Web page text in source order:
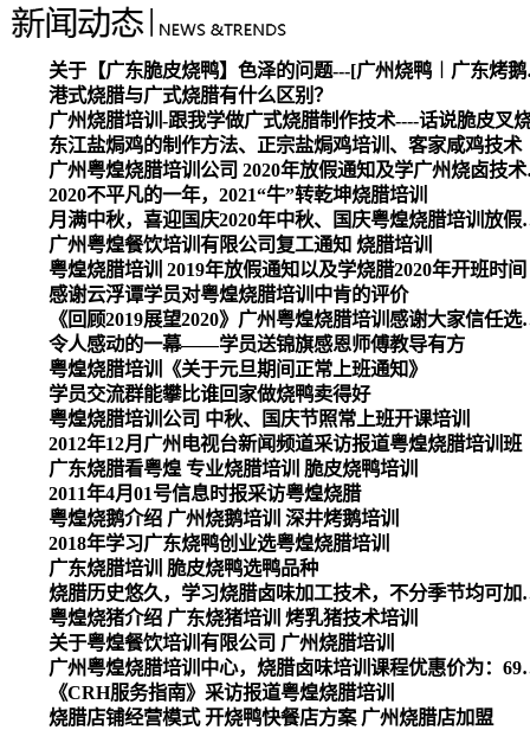
关于【广
港式烧腊与广式烧腊有什么区别？
广州烧腊培训-跟我学做广式烧腊制作技术----话说脆皮叉
东江盐焗鸡的制作方法、正宗盐焗鸡培训、客家咸鸡技术
广州粤煌
2020不平凡的一年，2021“牛”转乾坤烧腊培训
月满中秋，喜迎
广州粤煌餐饮培训有限公司复工通知 烧腊培训
粤煌烧腊培训 2019年放假通知以及学烧腊2020年开班时间
感谢云浮谭学员对粤煌烧腊培训中肯的评价
《回顾2019展望
令人感动的一幕——学员送锦旗感恩师傅教导有方
粤煌烧腊培训《关于元旦期间正常上班通知》
学员交流群能攀比谁回家做烧鸭卖得好
粤煌烧腊培训公司 中秋、国庆节照常上班开课培训
2012年12月广州电视台新闻频道采访报道粤煌烧腊培训班
广东烧腊看粤煌 专业烧腊培训 脆皮烧鸭培训
2011年4月01号信息时报采访粤煌烧腊
粤煌烧鹅介绍 广州烧鹅培训 深井烤鹅培训
2018年学习广东烧鸭创业选粤煌烧腊培训
广东烧腊培训 脆皮烧鸭选鸭品种
烧腊历史悠久，学习
粤煌烧猪介绍 广东烧猪培训 烤乳猪技术培训
关于粤煌餐饮培训有限公司 广州烧腊培训
广州粤煌烧腊培训中心，烧腊卤味培训课程优惠价为：6980元
《CRH服务指南》采访报道粤煌烧腊培训
烧腊店铺经营模式 开烧鸭快餐店方案 广州烧腊店加盟